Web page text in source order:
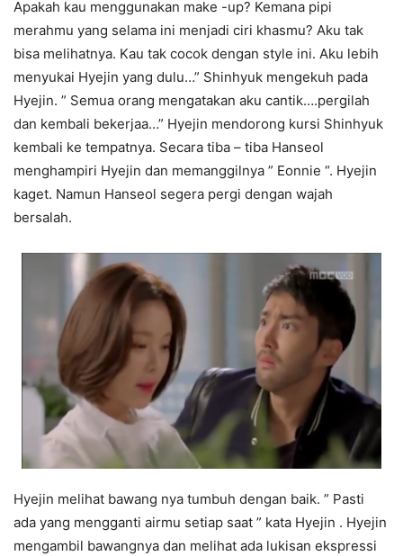
Apakah kau menggunakan make -up? Kemana pipi
merahmu yang selama ini menjadi ciri khasmu? Aku tak
bisa melihatnya. Kau tak cocok dengan style ini. Aku lebih
menyukai Hyejin yang dulu…” Shinhyuk mengekuh pada
Hyejin. ” Semua orang mengatakan aku cantik….pergilah
dan kembali bekerjaa…” Hyejin mendorong kursi Shinhyuk
kembali ke tempatnya. Secara tiba – tiba Hanseol
menghampiri Hyejin dan memanggilnya ” Eonnie “. Hyejin
kaget. Namun Hanseol segera pergi dengan wajah
bersalah.
Hyejin melihat bawang nya tumbuh dengan baik. ” Pasti
ada yang mengganti airmu setiap saat ” kata Hyejin . Hyejin
mengambil bawangnya dan melihat ada lukisan ekspressi